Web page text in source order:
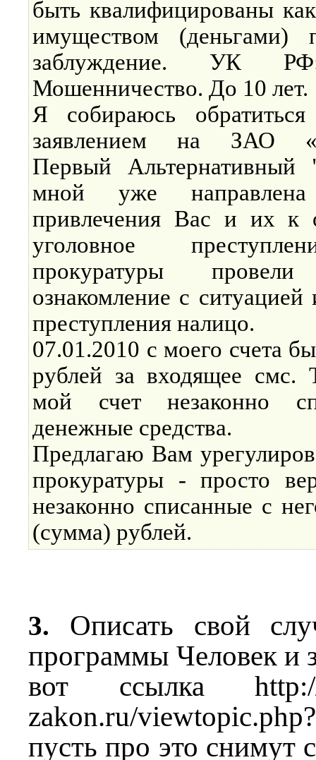
быть квалифицированы
имуществом (деньгами)
заблуждение. УК
Мошенничество. До 10 лет.
Я собираюсь
заявлением на ЗАО
Первый
мной уже
привлечения Вас и их к
уголовное
прокуратуры провели
ознакомление с ситуацией
преступления налицо.
07.01.2010 с моего счета
рублей за входящее смс.
мой счет незаконно
денежные средства.
Предлагаю Вам
прокуратуры - просто
незаконно списанные с
(сумма) рублей.
3. Описать свой
программы Человек и
вот ссылка http://
zakon.ru/
пусть про это снимут